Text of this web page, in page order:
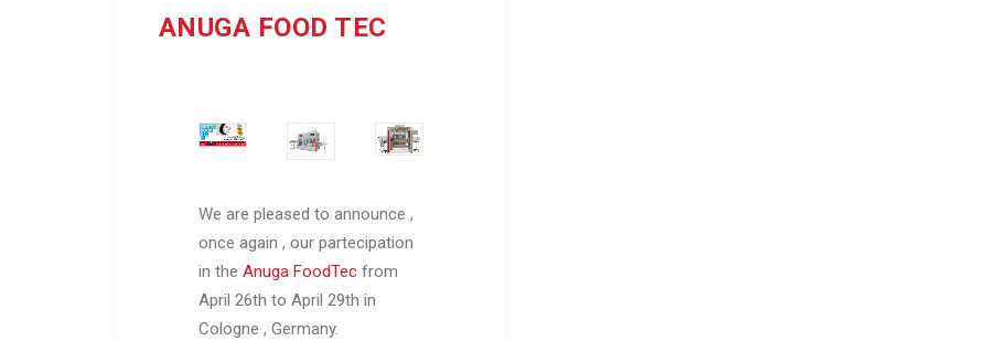
ANUGA FOOD TEC
We are pleased to announce ,
once again , our partecipation
in the Anuga FoodTec from
April 26th to April 29th in
Cologne , Germany.